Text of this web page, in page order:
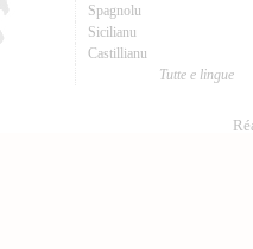
Spagnolu
Sicilianu
Castillianu
Tutte e lingue